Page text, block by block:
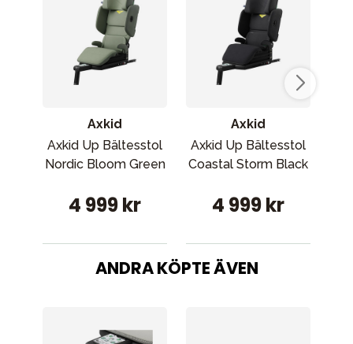
Axkid
Axkid Up Bältesstol
Nordic Bloom Green
4 999 kr
Axkid
Axkid Up Bältesstol
Coastal Storm Black
4 999 kr
ANDRA KÖPTE ÄVEN